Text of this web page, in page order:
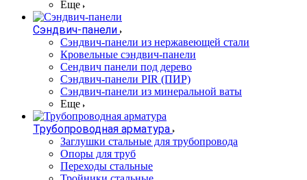
Еще
Сэндвич-панели
Cэндвич-панели из нержавеющей стали
Кровельные сэндвич-панели
Сендвич панели под дерево
Сэндвич-панели PIR (ПИР)
Сэндвич-панели из минеральной ваты
Еще
Трубопроводная арматура
Заглушки стальные для трубопровода
Опоры для труб
Переходы стальные